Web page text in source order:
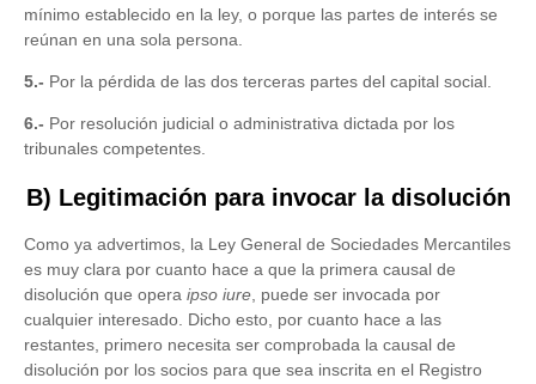
mínimo establecido en la ley, o porque las partes de interés se
reúnan en una sola persona.
5.- Por la pérdida de las dos terceras partes del capital social.
6.- Por resolución judicial o administrativa dictada por los
tribunales competentes.
B) Legitimación para invocar la disolución
Como ya advertimos, la Ley General de Sociedades Mercantiles
es muy clara por cuanto hace a que la primera causal de
disolución que opera ipso iure , puede ser invocada por
cualquier interesado. Dicho esto, por cuanto hace a las
restantes, primero necesita ser comprobada la causal de
disolución por los socios para que sea inscrita en el Registro